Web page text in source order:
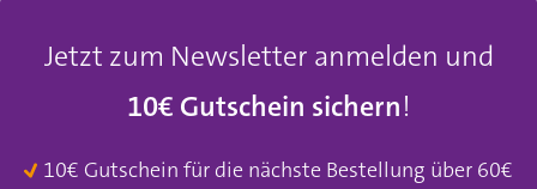
Jetzt zum Newsletter anmelden und
10€ Gutschein sichern!
10€ Gutschein für die nächste Bestellung über 60€